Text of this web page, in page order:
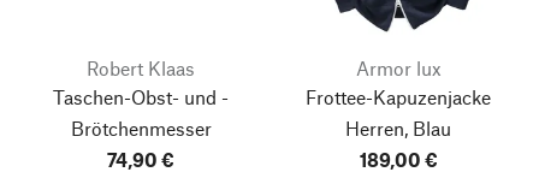
Robert Klaas
Taschen-Obst- und -
Brötchenmesser
74,90 €
Armor lux
Frottee-Kapuzenjacke
Herren, Blau
189,00 €